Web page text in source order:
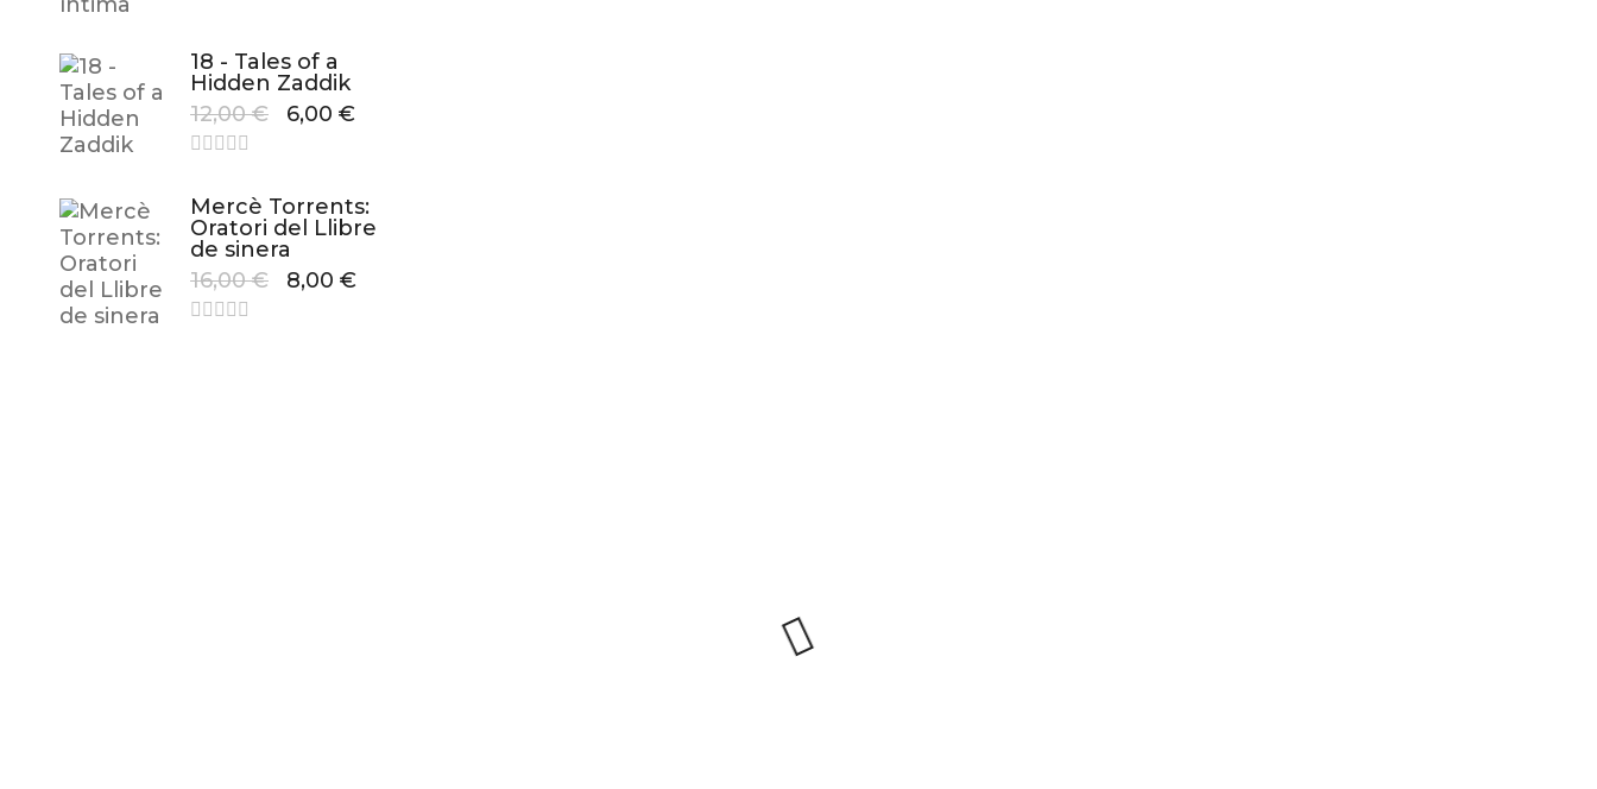
18 - Tales of a
Hidden Zaddik
12,00€ 6,00 €
Mercè Torrents:
Oratori del Llibre
de sinera
16,00€ 8,00 €